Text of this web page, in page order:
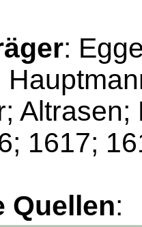
:
1617;
Quellen: